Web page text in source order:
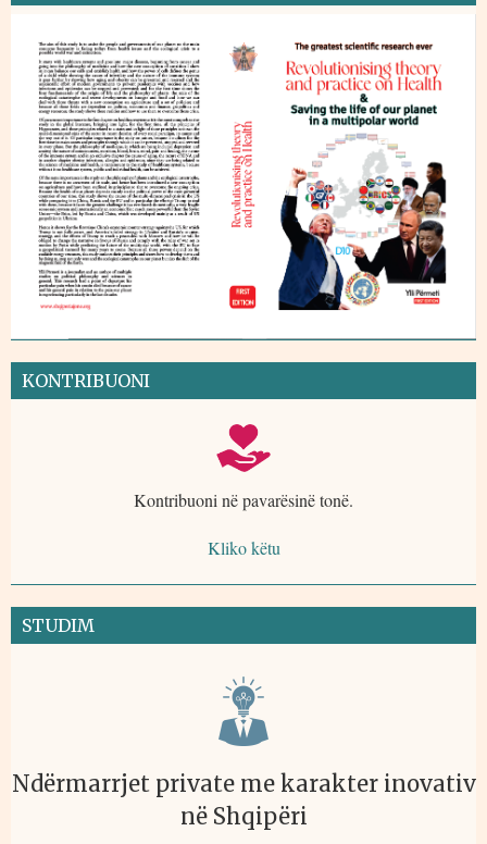
KONTRIBUONI
Kontribuoni në pavarësinë tonë.
Kliko këtu
STUDIM
Ndërmarrjet private me karakter inovativ
në Shqipëri